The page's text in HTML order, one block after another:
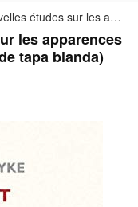
Le désert : Nouvelles études sur les apparences de la nature
les apparences
tapa blanda)